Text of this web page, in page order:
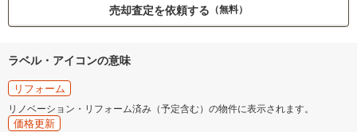
売却査定を依頼する （無料）
ラベル・アイコンの意味
リフォーム
リノベーション・リフォーム済み（予定含む）の物件に表示されます。
価格更新